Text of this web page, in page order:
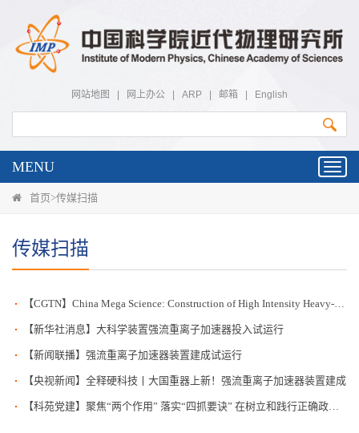
网站地图 网上办公 ARP 邮箱 English
MENU
首页>传媒扫描
传媒扫描
【CGTN】China Mega Science: Construction of High Intensity Heavy-ion Accelerator Facility complet...
【新华社消息】大科学装置强流重离子加速器投入试运行
【新闻联播】强流重离子加速器装置建成试运行
【央视新闻】全释硬科技丨大国重器上新！强流重离子加速器装置建成
【科苑党建】聚焦“两个作用” 落实“四抓要诀” 在树立和践行正确政绩观中建强抓实党支部